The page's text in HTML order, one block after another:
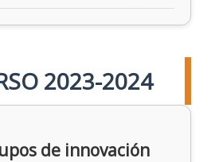
2023-2024
de innovación